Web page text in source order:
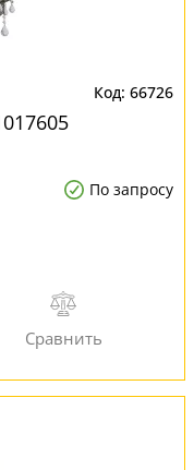
66726
По запросу